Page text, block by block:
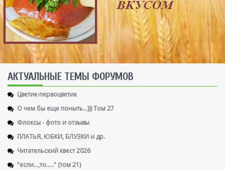
AКТУАЛЬНЫЕ ТЕМЫ ФОРУМОВ
Цветик-первоцветик
О чем бы еще поныть...))) Том 27
Флоксы - фото и отзывы
ПЛАТЬЯ, ЮБКИ, БЛУЗКИ и др.
Читательский квест 2026
"если...,то....." (том 21)